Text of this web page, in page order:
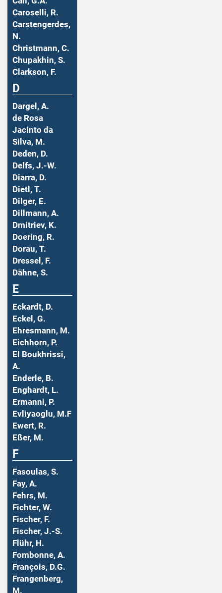
Caroselli, R.
Carstengerdes,
N.
Christmann, C.
Chupakhin, S.
Clarkson, F.
D
Dargel, A.
de Rosa
Jacinto da
Silva, M.
Deden, D.
Delfs, J.-W.
Diarra, D.
Dietl, T.
Dilger, E.
Dillmann, A.
Dmitriev, K.
Doering, R.
Dorau, T.
Dressel, F.
Dähne, S.
E
Eckardt, D.
Eckel, G.
Ehresmann, M.
Eichhorn, P.
El Boukhrissi,
A.
Enderle, B.
Enghardt, L.
Ermanni, P.
Evliyaoglu, M.F
Ewert, R.
Eßer, M.
F
Fasoulas, S.
Fay, A.
Fehrs, M.
Fichter, W.
Fischer, F.
Fischer, J.-S.
Flühr, H.
Fombonne, A.
François, D.G.
Frangenberg,
M.